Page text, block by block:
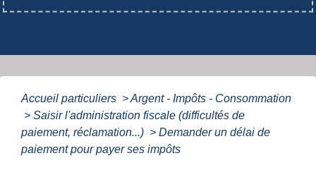
Accueil particuliers >Argent - Impôts - Consommation
> Saisir l'administration fiscale (difficultés de
paiement, réclamation...) > Demander un délai de
paiement pour payer ses impôts